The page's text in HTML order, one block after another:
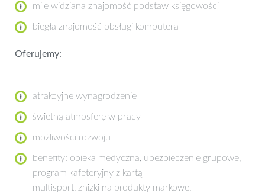
mile widziana znajomość podstaw księgowości
biegła znajomość obsługi komputera
Oferujemy:
atrakcyjne wynagrodzenie
świetną atmosferę w pracy
możliwości rozwoju
benefity: opieka medyczna, ubezpieczenie grupowe,
program kafeteryjny z kartą
multisport, znizki na produkty markowe,